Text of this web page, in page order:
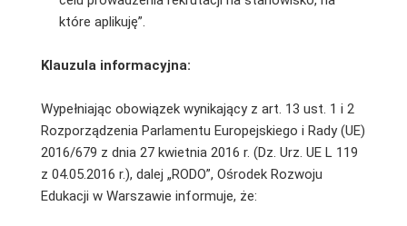
które aplikuję”.
Klauzula informacyjna:
Wypełniając obowiązek wynikający z art. 13 ust. 1 i 2
Rozporządzenia Parlamentu Europejskiego i Rady (UE)
2016/679 z dnia 27 kwietnia 2016 r. (Dz. Urz. UE L 119
z 04.05.2016 r.), dalej „RODO”, Ośrodek Rozwoju
Edukacji w Warszawie informuje, że: